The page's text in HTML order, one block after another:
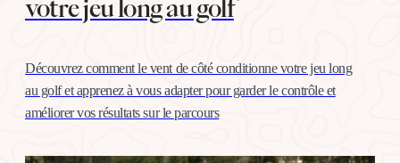
votre jeu long au golf
Découvrez comment le vent de côté conditionne votre jeu long
au golf et apprenez à vous adapter pour garder le contrôle et
améliorer vos résultats sur le parcours